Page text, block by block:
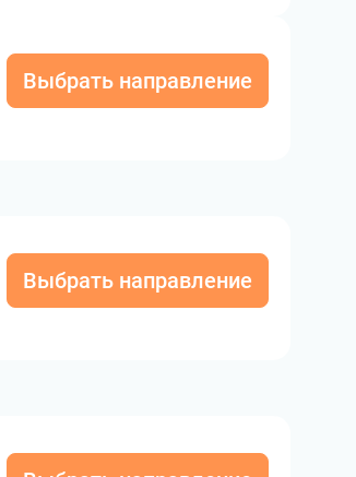
Выбрать направление
Выбрать направление